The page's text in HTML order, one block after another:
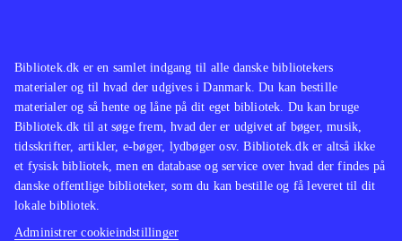
4).
Bibliotek.dk er en samlet indgang til alle danske bibliotekers
materialer og til hvad der udgives i Danmark. Du kan bestille
materialer og så hente og låne på dit eget bibliotek. Du kan bruge
Bibliotek.dk til at søge frem, hvad der er udgivet af bøger, musik,
tidsskrifter, artikler, e-bøger, lydbøger osv. Bibliotek.dk er altså ikke
et fysisk bibliotek, men en database og service over hvad der findes på
danske offentlige biblioteker, som du kan bestille og få leveret til dit
lokale bibliotek.
Administrer cookieindstillinger